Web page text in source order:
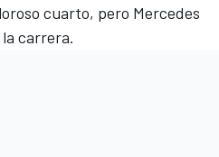
cuarto, pero Mercedes
carrera.